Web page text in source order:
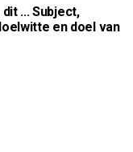
... Subject,
en doel van